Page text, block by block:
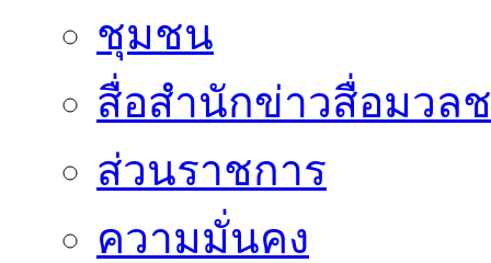
ชุมชน
สื่อสำนักข่าวสื่อมวล
ส่วนราชการ
ความมั่นคง